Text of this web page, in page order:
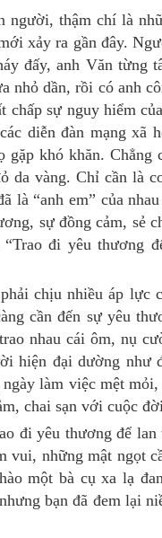
người, thậm chí là
xảy ra gần đây.
đấy, anh Văn từng
nhỏ dần, rồi có anh
sự nguy hiểm
diễn đàn mạng
khó khăn. Chẳng
da vàng. Chỉ cần là
là “anh em” của
sự đồng cảm, sẻ
đi yêu thương
chịu nhiều áp lực
cần đến sự yêu
nhau cái ôm, nụ
hiện đại dường như
làm việc mệt
chai sạn với cuộc
đi yêu thương để
vui, những mật ngọt
một bà cụ xa lạ
bạn đã đem lại